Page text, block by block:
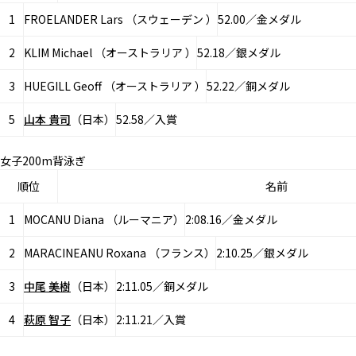
1 FROELANDER Lars （スウェーデン ） 52.00／金メダル
2 KLIM Michael （オーストラリア ） 52.18／銀メダル
3 HUEGILL Geoff （オーストラリア ） 52.22／銅メダル
5 山本 貴司 （日本） 52.58／入賞
女子200m背泳ぎ
順位
名前
1 MOCANU Diana （ルーマニア） 2:08.16／金メダル
2 MARACINEANU Roxana （フランス） 2:10.25／銀メダル
3 中尾 美樹 （日本） 2:11.05／銅メダル
4 萩原 智子 （日本） 2:11.21／入賞